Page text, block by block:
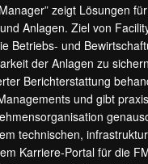
zeigt Lösungen
Anlagen. Ziel von
Betriebs- und
der Anlagen zu
Berichterstattung
und gibt
technischen,
Karriere-Portal für die